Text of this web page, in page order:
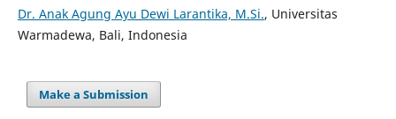
Dr. Anak Agung Ayu Dewi Larantika, M.Si., Universitas
Warmadewa, Bali, Indonesia
Make a Submission